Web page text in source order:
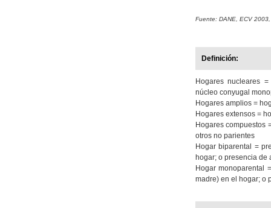
Fuente: DANE, ECV
Definición:
Hogares nucleares
núcleo conyugal
Hogares amplios =
Hogares extensos =
Hogares compuestos
otros no parientes
Hogar biparental =
hogar; o presencia de
Hogar monoparental
madre) en el hogar; o